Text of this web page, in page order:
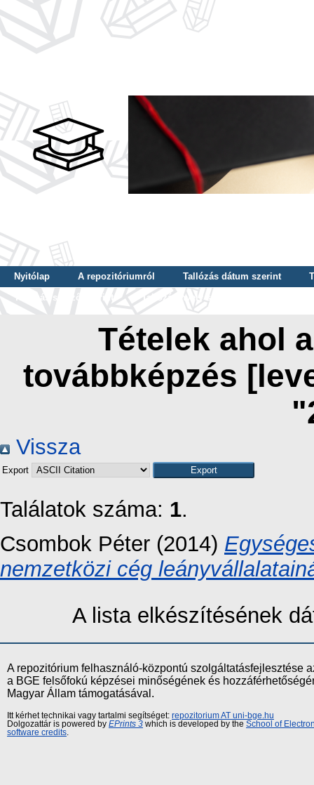
Nyitólap A repozitóriumról Tallózás dátum szerint
Tallózás szerző szerint
Tallózás nyelv szerint
Tételek ahol
továbbképzés
Vissza
Export
Találatok száma: 1.
Csombok Péter (2014)
nemzetközi cég
A lista elkészítésének
A repozitórium felhasználó-központú szolgáltatásfejlesztése
a BGE felsőfokú képzései minőségének és
Magyar Állam támogatásával.
Itt kérhet technikai vagy tartalmi segítséget: repozitorium AT uni-bge.hu
Dolgozattár is powered by EPrints 3 which is developed by the School of
software credits